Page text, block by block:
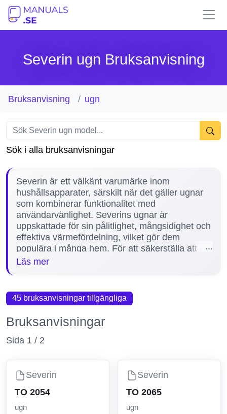
Severin ugn Bruksanvisning
Bruksanvisning ugn
Sök i alla bruksanvisningar
Severin är ett välkänt varumärke inom
hushållsapparater, särskilt när det gäller ugnar
som kombinerar funktionalitet med
användarvänlighet. Severins ugnar är
uppskattade för sin pålitlighet, mångsidighet och
effektiva värmefördelning, vilket gör dem
populära i många hem. För att säkerställa att du
får ut det mesta av din Severin ugn är manualer
ger också vägledning vid felsökning och
underhåll. Vi erbjuder fyra detaljerade manualer
för populära modeller som TO 2044, TO 2037,
TO 2056 och TO 2039, så att du enkelt kan hitta
rätt information för just din ugn.
Läs mer
45 bruksanvisningar tillgängliga
Bruksanvisningar
Sida 1 / 2
Severin
TO 2054
ugn
Severin
TO 2065
ugn